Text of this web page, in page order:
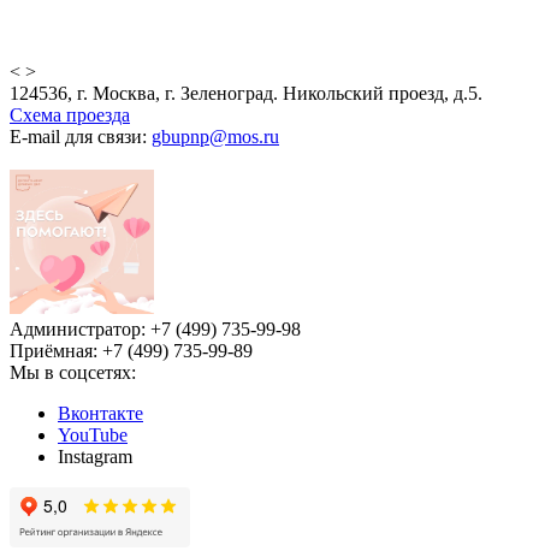
< >
124536, г. Москва, г. Зеленоград. Никольский проезд, д.5.
Схема проезда
E-mail для связи: gbupnp@mos.ru
Администратор: +7 (499) 735-99-98
Приёмная: +7 (499) 735-99-89
Мы в соцсетях:
Вконтакте
YouTube
Instagram